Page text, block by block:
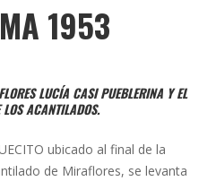
1953
LUCÍA CASI PUEBLERINA Y EL
ACANTILADOS.
ubicado al final de la
de Miraflores, se levanta